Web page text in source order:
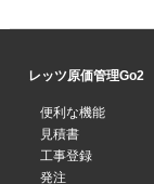
レッツ原価管理Go2
便利な機能
見積書
工事登録
発注